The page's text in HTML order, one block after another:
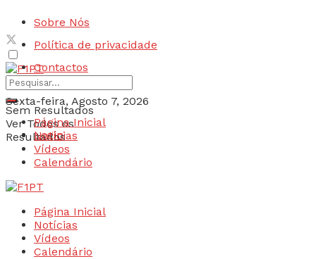
Sobre Nós
Política de privacidade
Contactos
Sexta-feira, Agosto 7, 2026
Login
Sem Resultados
Ver Todos os
Resultados
Página Inicial
Notícias
Vídeos
Calendário
Página Inicial
Notícias
Vídeos
Calendário